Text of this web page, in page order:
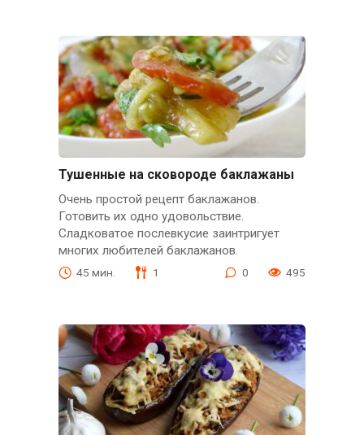
Тушенные на сковороде баклажаны
Очень простой рецепт баклажанов.
Готовить их одно удовольствие.
Сладковатое послевкусие заинтригует
многих любителей баклажанов.
45 мин. 1 0 495